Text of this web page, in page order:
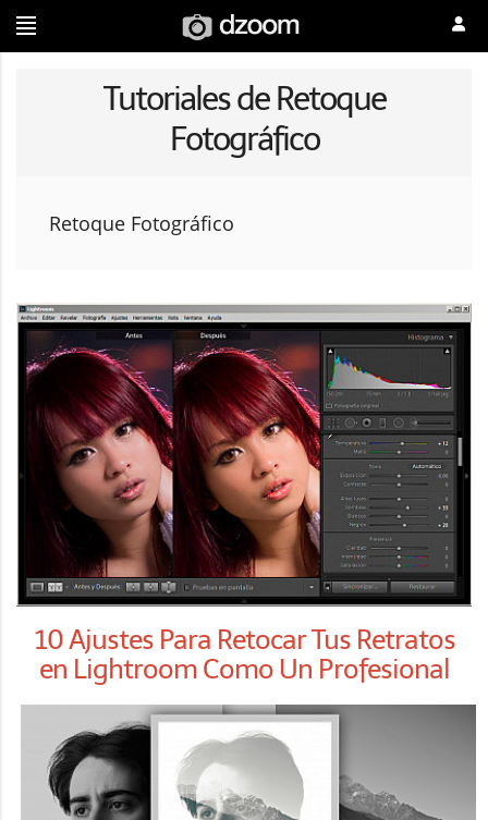
Tutoriales de Retoque
Fotográfico
Retoque Fotográfico
10 Ajustes Para Retocar Tus Retratos
en Lightroom Como Un Profesional